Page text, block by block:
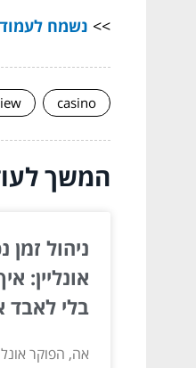
>> נשמח
casino
המשך
ניהול
אונליין:
בלי
אה, הפוקר